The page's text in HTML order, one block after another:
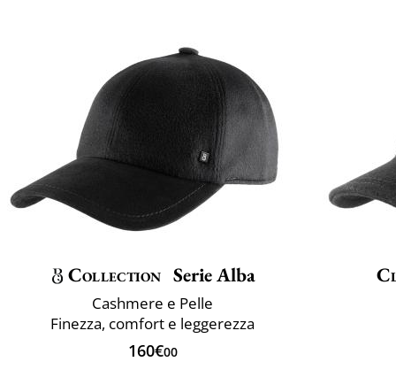
Collection Serie Alba
Cashmere e Pelle
Finezza, comfort e leggerezza
160€00